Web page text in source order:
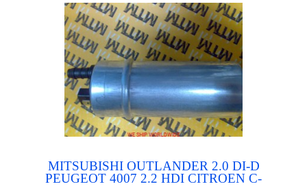
MITSUBISHI OUTLANDER 2.0 DI-D
PEUGEOT 4007 2.2 HDI CITROEN C-